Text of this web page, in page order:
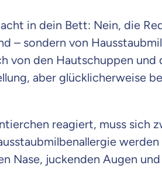
in dein Bett: Nein, die
– sondern von
von den Hautschuppen und
aber glücklicherweise
reagiert, muss sich
Nase, juckenden Augen